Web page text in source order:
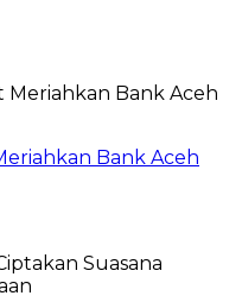
Bank Aceh